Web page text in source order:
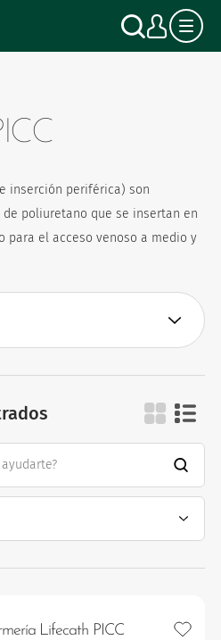
Buscar
Mi
inserción periférica) son
poliuretano que se insertan en
para el acceso venoso a medio y
catéter picc
Lifecath PICC Añadir